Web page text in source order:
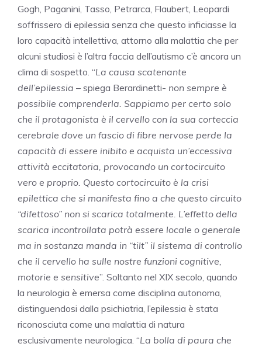
Gogh, Paganini, Tasso, Petrarca, Flaubert, Leopardi
soffrissero di epilessia senza che questo inficiasse la
loro capacità intellettiva, attorno alla malattia che per
alcuni studiosi è l’altra faccia dell’autismo c’è ancora un
clima di sospetto. “La causa scatenante
dell’epilessia – spiega Berardinetti- non sempre è
possibile comprenderla. Sappiamo per certo solo
che il protagonista è il cervello con la sua corteccia
cerebrale dove un fascio di fibre nervose perde la
capacità di essere inibito e acquista un’eccessiva
attività eccitatoria, provocando un cortocircuito
vero e proprio. Questo cortocircuito è la crisi
epilettica che si manifesta fino a che questo circuito
“difettoso” non si scarica totalmente. L’effetto della
scarica incontrollata potrà essere locale o generale
ma in sostanza manda in “tilt” il sistema di controllo
che il cervello ha sulle nostre funzioni cognitive,
motorie e sensitive”. Soltanto nel XIX secolo, quando
la neurologia è emersa come disciplina autonoma,
distinguendosi dalla psichiatria, l’epilessia è stata
riconosciuta come una malattia di natura
esclusivamente neurologica. “La bolla di paura che